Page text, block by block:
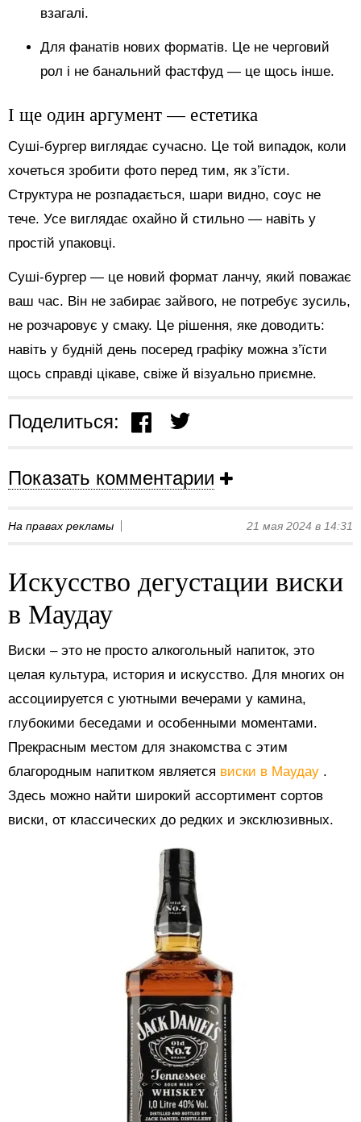
взагалі.
Для фанатів нових форматів. Це не черговий
рол і не банальний фастфуд — це щось інше.
І ще один аргумент — естетика
Суші-бургер виглядає сучасно. Це той випадок, коли
хочеться зробити фото перед тим, як з’їсти.
Структура не розпадається, шари видно, соус не
тече. Усе виглядає охайно й стильно — навіть у
простій упаковці.
Суші-бургер — це новий формат ланчу, який поважає
ваш час. Він не забирає зайвого, не потребує зусиль,
не розчаровує у смаку. Це рішення, яке доводить:
навіть у будній день посеред графіку можна з’їсти
щось справді цікаве, свіже й візуально приємне.
Поделиться:
Показать комментарии
На правах рекламы 21 мая 2024 в 14:31
Искусство дегустации виски
в Маудау
Виски – это не просто алкогольный напиток, это
целая культура, история и искусство. Для многих он
ассоциируется с уютными вечерами у камина,
глубокими беседами и особенными моментами.
Прекрасным местом для знакомства с этим
благородным напитком является виски в Маудау .
Здесь можно найти широкий ассортимент сортов
виски, от классических до редких и эксклюзивных.